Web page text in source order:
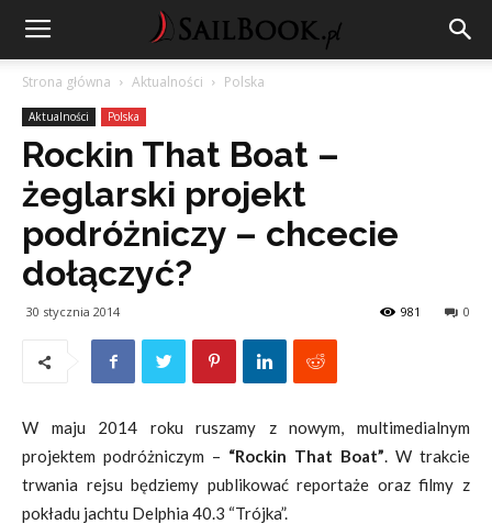
Strona główna Aktualności Polska
Aktualności Polska
Rockin That Boat –
żeglarski projekt
podróżniczy – chcecie
dołączyć?
30 stycznia 2014 0
981
W maju 2014 roku ruszamy z nowym, multimedialnym
projektem podróżniczym – “Rockin That Boat”. W trakcie
trwania rejsu będziemy publikować reportaże oraz filmy z
pokładu jachtu Delphia 40.3 “Trójka”.